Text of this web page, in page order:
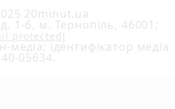
20minut.ua
1-б, м. Тернопіль, 46001;
protected]
медіа; ідентифікатор медіа
05634.